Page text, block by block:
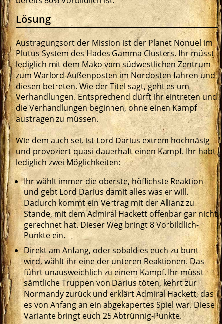
Lösung
Austragungsort der Mission ist der Planet Nonuel im
Plutus System des Hades Gamma Clusters. Ihr müsst
lediglich mit dem Mako vom südwestlichen Zentrum
zum Warlord-Außenposten im Nordosten fahren und
diesen betreten. Wie der Titel sagt, geht es um
Verhandlungen. Entsprechend dürft ihr eintreten und
die Verhandlungen beginnen, ohne einen Kampf
austragen zu müssen.
Wie dem auch sei, ist Lord Darius extrem hochnäsig
und provoziert quasi dauerhaft einen Kampf. Ihr habt
lediglich zwei Möglichkeiten:
Ihr wählt immer die oberste, höflichste Reaktion
und gebt Lord Darius damit alles was er will.
Dadurch kommt ein Vertrag mit der Allianz zu
Stande, mit dem Admiral Hackett offenbar gar nicht
gerechnet hat. Dieser Weg bringt 8 Vorbildlich-
Punkte ein.
Direkt am Anfang, oder sobald es euch zu bunt
wird, wählt ihr eine der unteren Reaktionen. Das
führt unausweichlich zu einem Kampf. Ihr müsst
sämtliche Truppen von Darius töten, kehrt zur
Normandy zurück und erklärt Admiral Hackett, das
es von Anfang an ein abgekapertes Spiel war. Diese
Variante bringt euch 25 Abtrünnig-Punkte.